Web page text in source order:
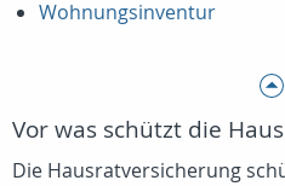
Wohnungsinventur
Vor was schützt die
Die Hausratversicherung